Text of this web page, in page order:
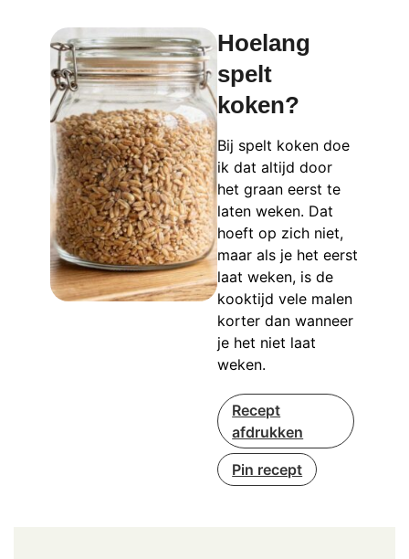
Hoelang
spelt
koken?
Bij spelt koken doe
ik dat altijd door
het graan eerst te
laten weken. Dat
hoeft op zich niet,
maar als je het eerst
laat weken, is de
kooktijd vele malen
korter dan wanneer
je het niet laat
weken.
Recept
afdrukken
Pin recept